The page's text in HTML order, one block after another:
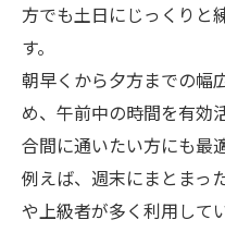
方でも土日にじっくりと
す。
朝早くから夕方までの幅
め、午前中の時間を有効
合間に通いたい方にも最
例えば、週末にまとまっ
や上級者が多く利用して